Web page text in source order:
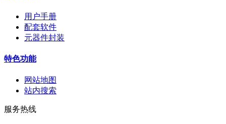
用户手册
配套软件
元器件封装
特色功能
网站地图
站内搜索
服务热线